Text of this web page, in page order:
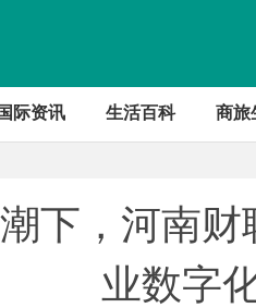
国际资讯 生活百科 商旅
下，河南
业数字